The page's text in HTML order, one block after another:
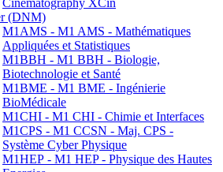
Cinematography XCin
(DNM)
M1AMS - M1 AMS - Mathématiques
Appliquées et Statistiques
M1BBH - M1 BBH - Biologie,
Biotechnologie et Santé
M1BME - M1 BME - Ingénierie
BioMédicale
M1CHI - M1 CHI - Chimie et Interfaces
M1CPS - M1 CCSN - Maj. CPS -
Système Cyber Physique
M1HEP - M1 HEP - Physique des Hautes